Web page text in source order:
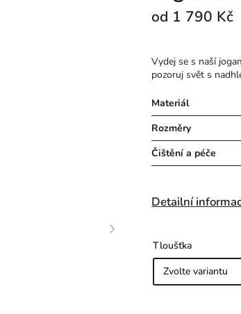
od 1 790 Kč
Vydej se s naší
pozoruj svět s
Materiál
Rozměry
Čištění a péče
Detailní
Tloušťka